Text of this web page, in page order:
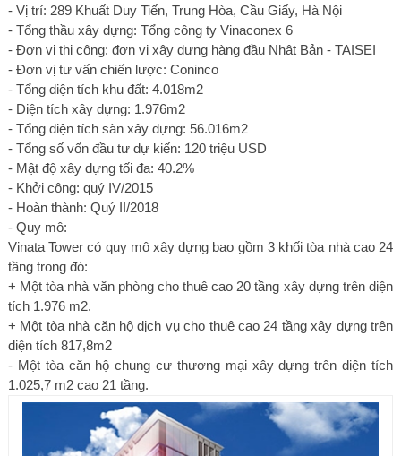
- Vị trí: 289 Khuất Duy Tiến, Trung Hòa, Cầu Giấy, Hà Nội
- Tổng thầu xây dựng: Tổng công ty Vinaconex 6
- Đơn vị thi công: đơn vị xây dựng hàng đầu Nhật Bản - TAISEI
- Đơn vị tư vấn chiến lược: Coninco
- Tổng diện tích khu đất: 4.018m2
- Diện tích xây dựng: 1.976m2
- Tổng diện tích sàn xây dựng: 56.016m2
- Tổng số vốn đầu tư dự kiến: 120 triệu USD
- Mật độ xây dựng tối đa: 40.2%
- Khởi công: quý IV/2015
- Hoàn thành: Quý II/2018
- Quy mô:
Vinata Tower có quy mô xây dựng bao gồm 3 khối tòa nhà cao 24
tầng trong đó:
+ Một tòa nhà văn phòng cho thuê cao 20 tầng xây dựng trên diện
tích 1.976 m2.
+ Một tòa nhà căn hộ dịch vụ cho thuê cao 24 tầng xây dựng trên
diện tích 817,8m2
- Một tòa căn hộ chung cư thương mại xây dựng trên diện tích
1.025,7 m2 cao 21 tầng.